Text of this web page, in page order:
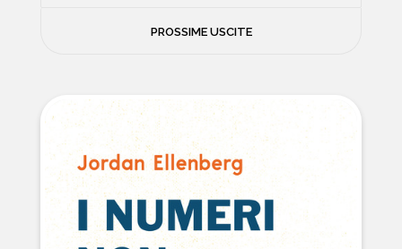
NEWS
SCIENZE
NATURA E VIAGGI
POLITICA E INCHIESTE
PROSSIME USCITE